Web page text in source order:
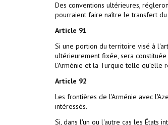
Des conventions ultérieures,
pourraient faire naître le transfert
Article 91
Si une portion du territoire visé à
ultérieurement fixée, sera
l'Arménie et la Turquie telle qu’elle
Article 92
Les frontières de l'Arménie avec
intéressés.
Si, dans l'un ou l'autre cas les États